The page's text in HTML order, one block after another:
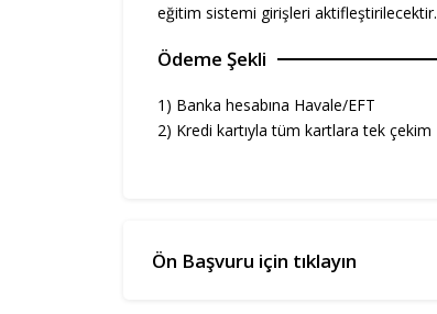
eğitim sistemi girişleri aktifleştirilecektir.
Ödeme Şekli
1) Banka hesabına Havale/EFT
2) Kredi kartıyla tüm kartlara tek çekim
Ön Başvuru için tıklayın